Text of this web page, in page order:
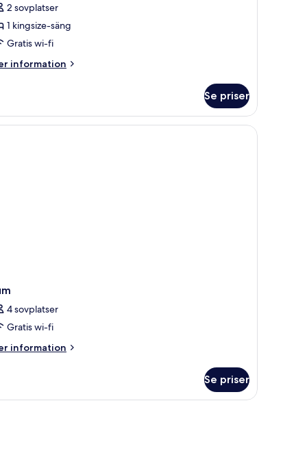
2 sovplatser
1 kingsize-säng
Gratis wi-fi
information
Se priser
4 sovplatser
Gratis wi-fi
information
Se priser